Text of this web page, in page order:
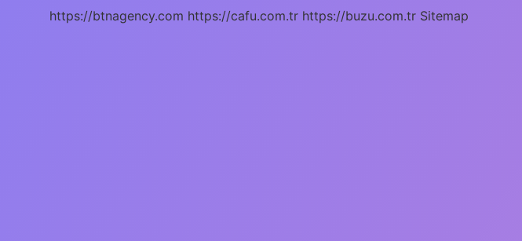
https://btnagency.com https://cafu.com.tr https://buzu.com.tr Sitemap